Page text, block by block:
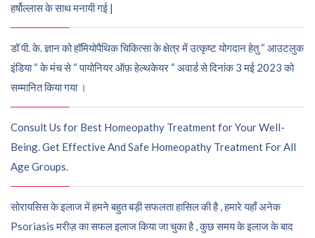
हर्षोल्लास के साथ मनायी गई |
डॉ पी. के. ज्ञान को हॉमियोपैथिक चिकित्सा के क्षेत्र में उत्कृष्ट योगदान हेतु “ आउटलुक
इंडिया “ के मंच से “ पायोनियर ऑफ़ हेल्थकेयर “ अवार्ड से दिनांक 3 मई 2023 को
सम्मानित किया गया ।
Consult Us for Best Homeopathy Treatment for Your Well-
Being. Get Effective And Safe Homeopathy Treatment For All
Age Groups.
सोरायसिस के इलाज में हमने बहुत बड़ी सफलता हासिल की है , हमारे यहाँ अनेक
Psoriasis मरीज़ का सफल इलाज किया जा चुका है , कुछ समय के इलाज के बाद